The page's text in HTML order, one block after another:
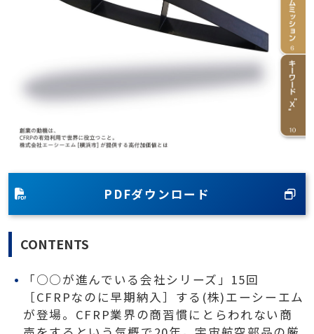
CONTENTS
「○○が進んでいる会社シリーズ」15回
［CFRPなのに早期納入］する(株)エーシーエム
が登場。CFRP業界の商習慣にとらわれない商
PDFダウンロード